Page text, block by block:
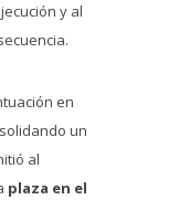
y al
en
un
al
plaza en el